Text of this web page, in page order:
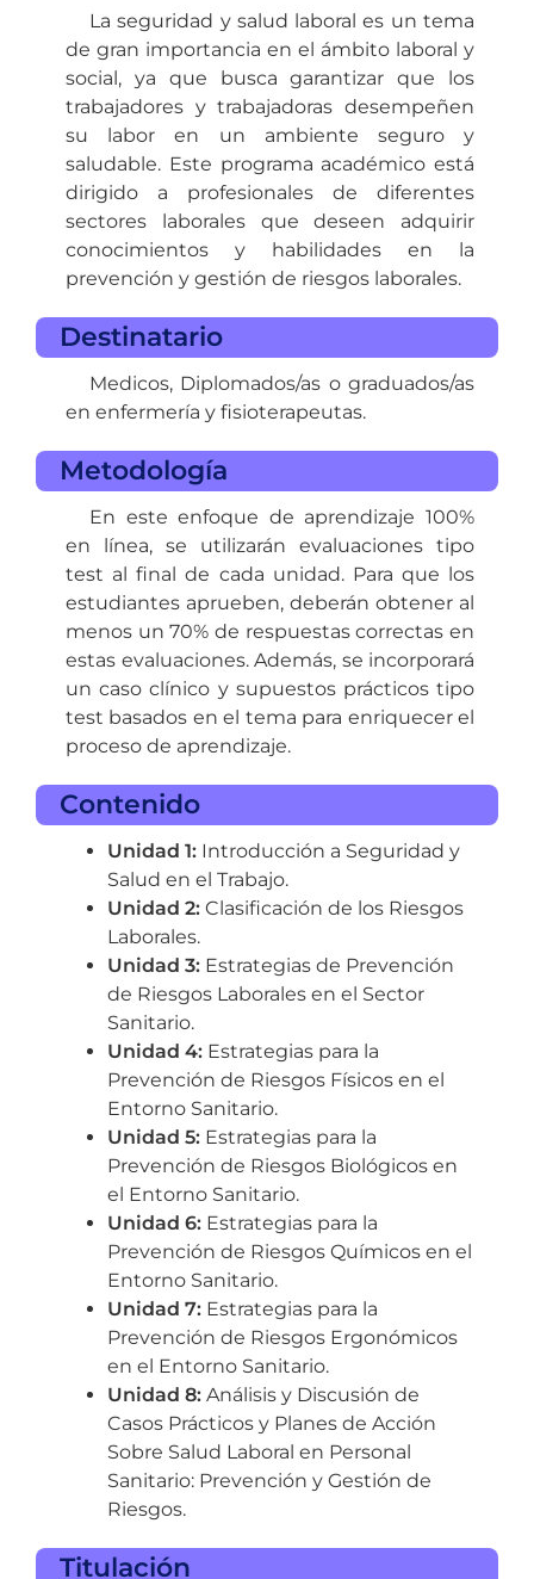
La seguridad y salud laboral es un tema
de gran importancia en el ámbito laboral y
social, ya que busca garantizar que los
trabajadores y trabajadoras desempeñen
su labor en un ambiente seguro y
saludable. Este programa académico está
dirigido a profesionales de diferentes
sectores laborales que deseen adquirir
conocimientos y habilidades en la
prevención y gestión de riesgos laborales.
Destinatario
Medicos, Diplomados/as o graduados/as
en enfermería y fisioterapeutas.
Metodología
En este enfoque de aprendizaje 100%
en línea, se utilizarán evaluaciones tipo
test al final de cada unidad. Para que los
estudiantes aprueben, deberán obtener al
menos un 70% de respuestas correctas en
estas evaluaciones. Además, se incorporará
un caso clínico y supuestos prácticos tipo
test basados en el tema para enriquecer el
proceso de aprendizaje.
Contenido
Unidad 1: Introducción a Seguridad y
Salud en el Trabajo.
Unidad 2: Clasificación de los Riesgos
Laborales.
Unidad 3: Estrategias de Prevención
de Riesgos Laborales en el Sector
Sanitario.
Unidad 4: Estrategias para la
Prevención de Riesgos Físicos en el
Entorno Sanitario.
Unidad 5: Estrategias para la
Prevención de Riesgos Biológicos en
el Entorno Sanitario.
Unidad 6: Estrategias para la
Prevención de Riesgos Químicos en el
Entorno Sanitario.
Unidad 7: Estrategias para la
Prevención de Riesgos Ergonómicos
en el Entorno Sanitario.
Unidad 8: Análisis y Discusión de
Casos Prácticos y Planes de Acción
Sobre Salud Laboral en Personal
Sanitario: Prevención y Gestión de
Riesgos.
Titulación